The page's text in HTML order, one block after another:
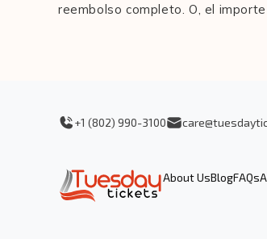
reembolso completo. O, el
+1 (802) 990-3100
About UsBlogFAQs